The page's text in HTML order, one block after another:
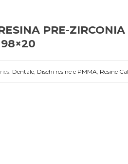
PRE-ZIRCONIA
Dentale, Dischi resine e PMMA, Resine